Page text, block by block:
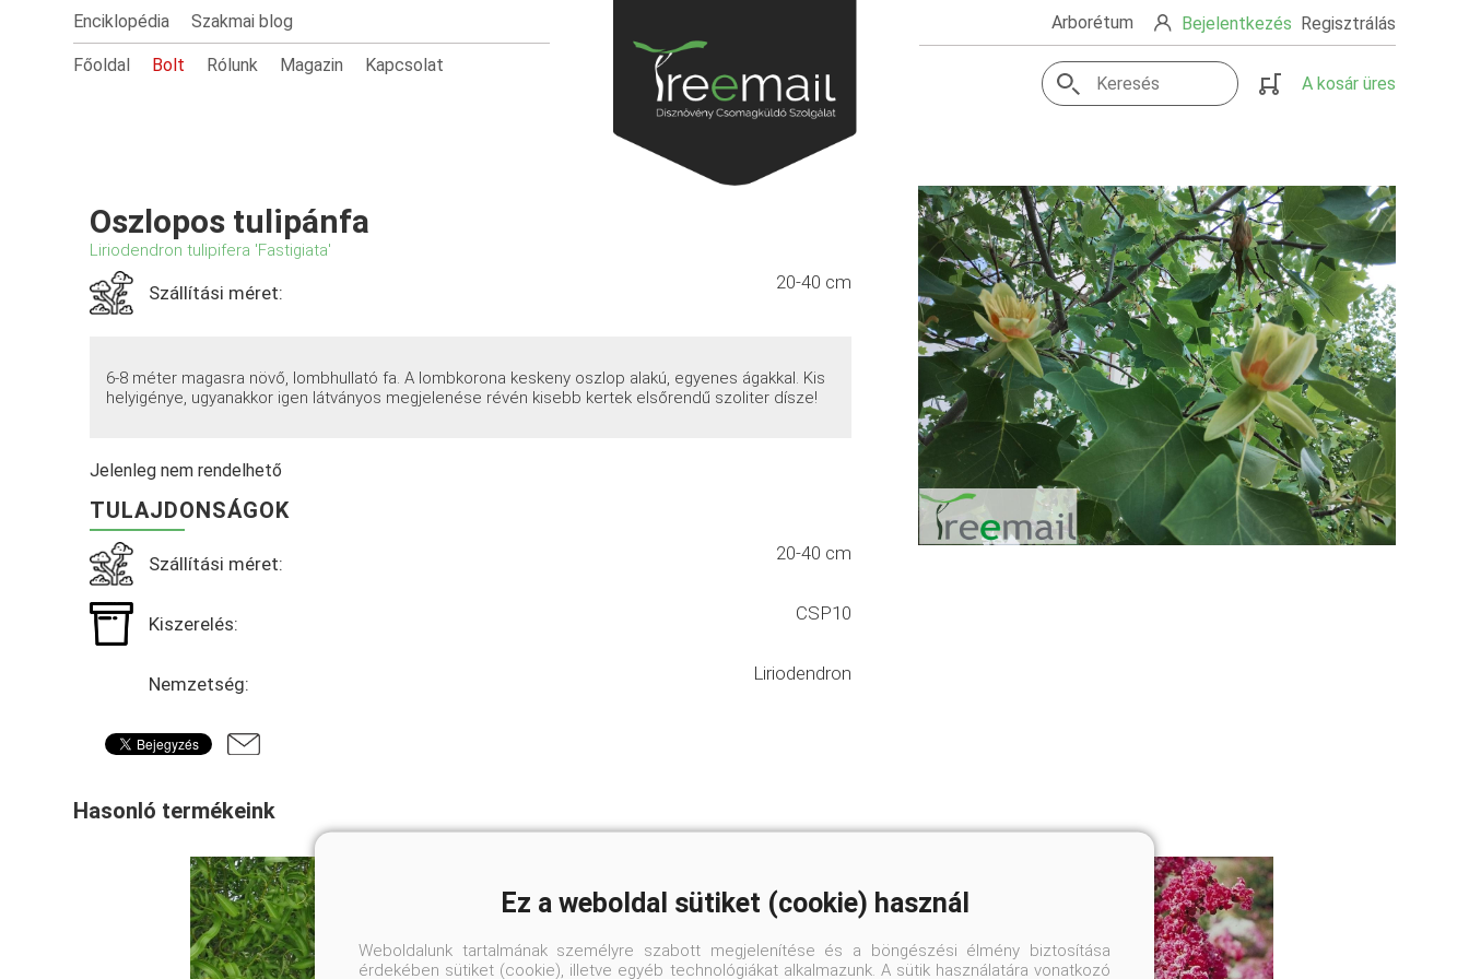
Enciklopédia Szakmai blog
Főoldal Bolt Rólunk Magazin Kapcsolat
Arborétum Bejelentkezés Regisztrálás
A kosár üres
Oszlopos tulipánfa
Liriodendron tulipifera 'Fastigiata'
Szállítási méret: 20-40 cm
6-8 méter magasra növő, lombhullató fa. A lombkorona keskeny oszlop alakú, egyenes ágakkal. Kis
helyigénye, ugyanakkor igen látványos megjelenése révén kisebb kertek elsőrendű szoliter dísze!
Jelenleg nem rendelhető
TULAJDONSÁGOK
Szállítási méret: 20-40 cm
Kiszerelés: CSP10
Nemzetség: Liriodendron
Hasonló termékeink
Ez a weboldal sütiket (cookie) használ
Weboldalunk tartalmának személyre szabott megjelenítése és a böngészési élmény biztosítása
érdekében sütiket (cookie), illetve egyéb technológiákat alkalmazunk. A sütik használatára vonatkozó